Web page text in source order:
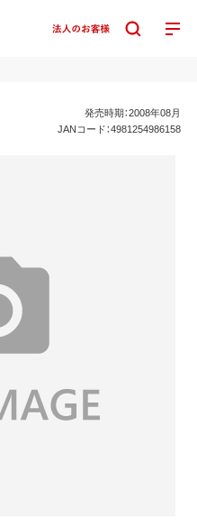
発売時期：2008年08月
JANコード：4981254986158